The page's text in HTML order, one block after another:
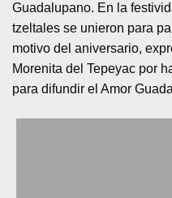
Guadalupano. En la
tzeltales se unieron para
motivo del aniversario,
Morenita del Tepeyac por
para difundir el Amor